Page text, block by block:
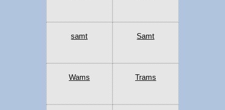
samt Samt
Wams Trams